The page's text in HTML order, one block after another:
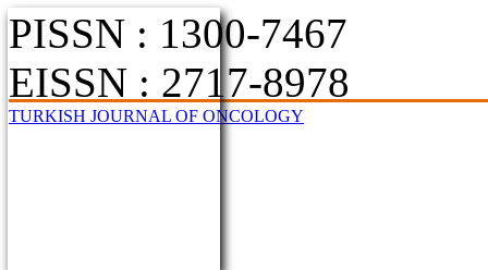
PISSN : 1300-7467
EISSN : 2717-8978
TURKISH JOURNAL OF ONCOLOGY